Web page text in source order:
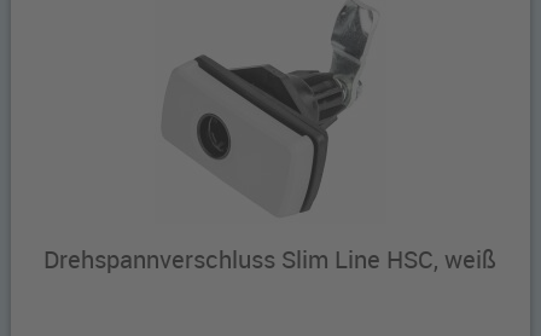
Drehspannverschluss Slim Line HSC, weiß